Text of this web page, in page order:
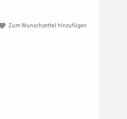
Zum Wunschzettel hinzufügen